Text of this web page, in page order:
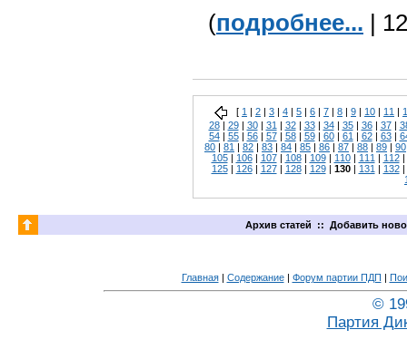
(подробнее... |
[ 1 2 3 4 5 6 7 8 9 10 11
28| 29| 30| 31 | 32| 33| 34| 35| 36| 37|
54| 55| 56| 57| 58| 59| 60| 61 | 62| 63|
80 | 81 | 82 | 83 | 84 | 85 | 86 | 87 | 88 | 89 | 90
105| 106| 107| 108| 109| 110| 111 | 112|
125| 126| 127| 128| 129| 130| 131 | 132|
Архив статей :: Добавить
Главная| Содержание| Форум партии ПДП |
©
Партия